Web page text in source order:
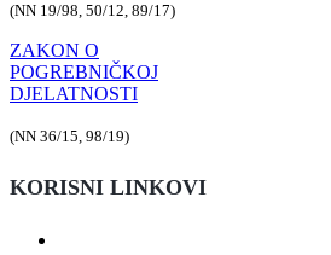
(NN 19/98, 50/12, 89/17)
ZAKON O
POGREBNIČKOJ
DJELATNOSTI
(NN 36/15, 98/19)
KORISNI LINKOVI